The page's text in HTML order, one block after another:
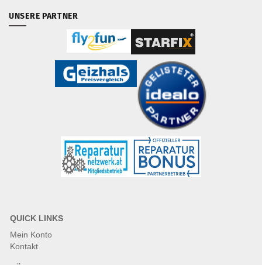
UNSERE PARTNER
QUICK LINKS
Mein Konto
Kontakt